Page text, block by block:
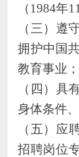
（1984年11
（三）遵
拥护中国
教育事业 ；
（四）具
身体条件
（五） 应
招聘岗位